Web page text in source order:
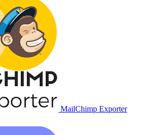
MailChimp Exporter